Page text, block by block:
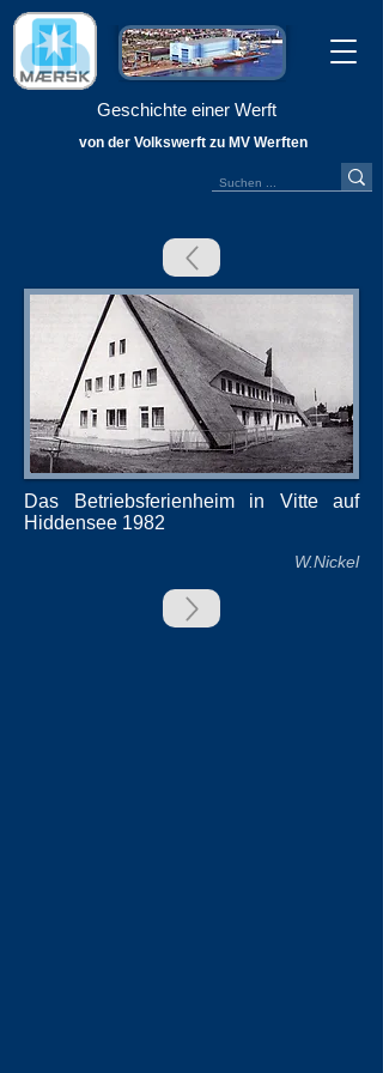
Geschichte einer Werft
von der Volkswerft zu MV Werften
Das Betriebsferienheim in Vitte auf
Hiddensee 1982
W.Nickel